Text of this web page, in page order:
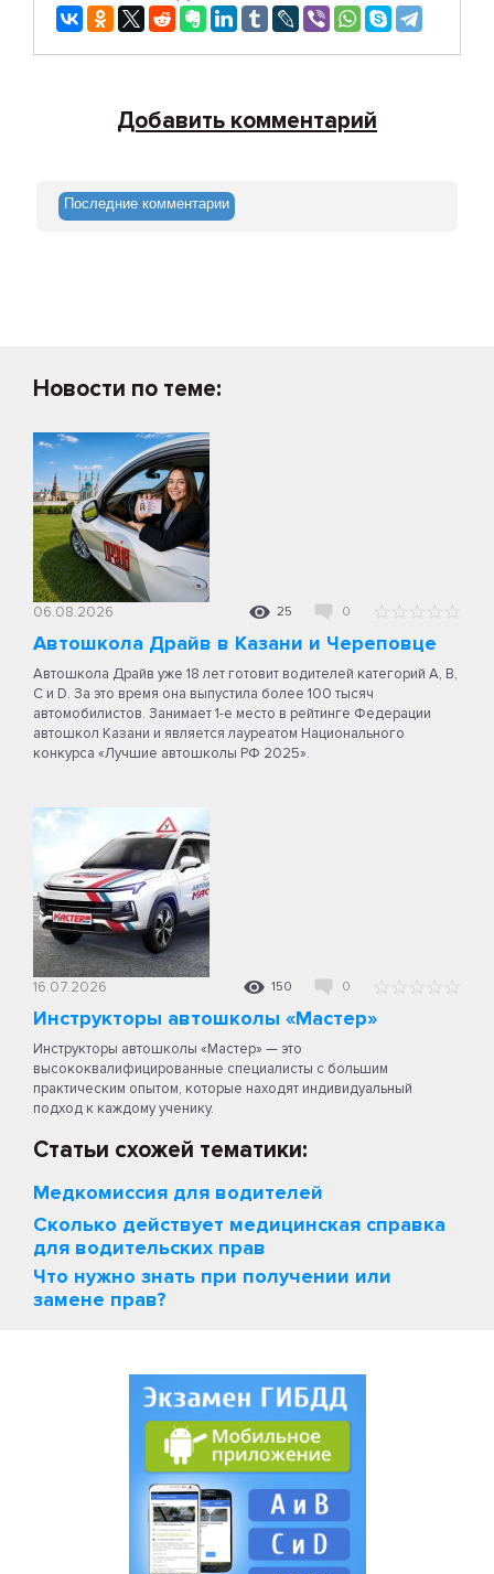
Добавить комментарий
Последние комментарии
Новости по теме:
06.08.2026 25 0
Автошкола Драйв в Казани и Череповце
Автошкола Драйв уже 18 лет готовит водителей категорий A, B,
C и D. За это время она выпустила более 100 тысяч
автомобилистов. Занимает 1-е место в рейтинге Федерации
автошкол Казани и является лауреатом Национального
конкурса «Лучшие автошколы РФ 2025».
16.07.2026 150 0
Инструкторы автошколы «Мастер»
Инструкторы автошколы «Мастер» — это
высококвалифицированные специалисты с большим
практическим опытом, которые находят индивидуальный
подход к каждому ученику.
Статьи схожей тематики:
Медкомиссия для водителей
Сколько действует медицинская справка
для водительских прав
Что нужно знать при получении или
замене прав?